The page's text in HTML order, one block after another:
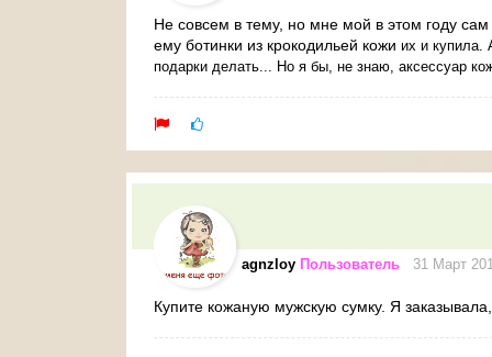
Не совсем в тему, но мне мой в этом году
ему ботинки из крокодильей кожи их и купила.
подарки делать... Но я бы, не знаю, аксессуар
agnzloy Пользователь 31 Март
Купите кожаную мужскую сумку. Я